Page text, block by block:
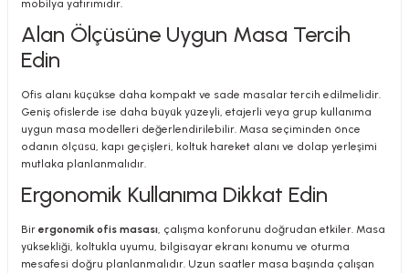
mobilya yatırımıdır.
Alan Ölçüsüne Uygun Masa Tercih
Edin
Ofis alanı küçükse daha kompakt ve sade masalar tercih edilmelidir.
Geniş ofislerde ise daha büyük yüzeyli, etajerli veya grup kullanıma
uygun masa modelleri değerlendirilebilir. Masa seçiminden önce
odanın ölçüsü, kapı geçişleri, koltuk hareket alanı ve dolap yerleşimi
mutlaka planlanmalıdır.
Ergonomik Kullanıma Dikkat Edin
Bir ergonomik ofis masası , çalışma konforunu doğrudan etkiler. Masa
yüksekliği, koltukla uyumu, bilgisayar ekranı konumu ve oturma
mesafesi doğru planlanmalıdır. Uzun saatler masa başında çalışan